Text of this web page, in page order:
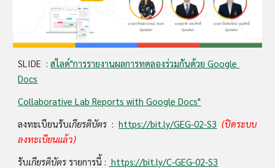
SLIDE  : สไลด์"การรายงานผลการทดลองร่วมกันด้วย Google
Docs
Collaborative Lab Reports with Google Docs"
ลงทะเบียนรับเกียรติบัตร
  :
https://bit.ly/GEG-02-S3 (ปิดระบบ
ลงทะเบียนแล้ว)
รับเกียรติบัตร รายการนี้ : https://bit.ly/C-GEG-02-S3